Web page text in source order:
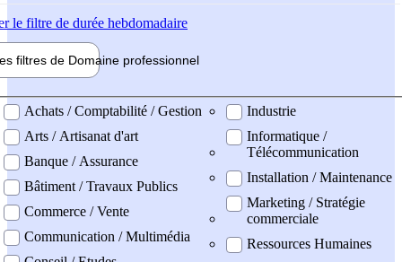
le filtre de durée hebdomadaire
filtres de Domaine professionnel
professionel
Achats / Comptabilité / Gestion
Arts / Artisanat d'art
Banque / Assurance
Bâtiment / Travaux Publics
Commerce / Vente
Communication / Multimédia
Industrie
Informatique /
Télécommunication
Installation / Maintenance
Marketing / Stratégie
commerciale
Ressources Humaines